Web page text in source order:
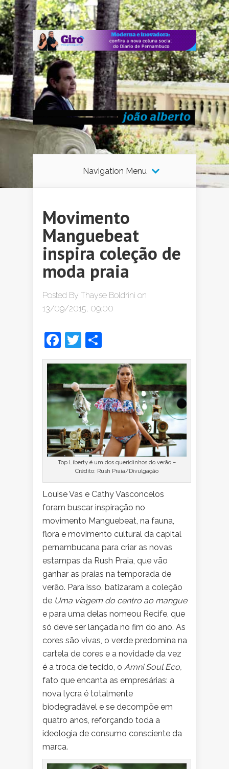
Navigation Menu
Movimento
Manguebeat
inspira coleção de
moda praia
Posted By Thayse Boldrini on
13/09/2015, 09:00
Facebook
Twitter
Top Liberty é um dos queridinhos do verão –
Crédito: Rush Praia/Divulgação
Louise Vas e Cathy Vasconcelos
foram buscar inspiração no
movimento Manguebeat, na fauna,
flora e movimento cultural da capital
pernambucana para criar as novas
estampas da Rush Praia, que vão
ganhar as praias na temporada de
verão. Para isso, batizaram a coleção
de Uma viagem do centro ao mangue
e para uma delas nomeou Recife, que
só deve ser lançada no fim do ano. As
cores são vivas, o verde predomina na
cartela de cores e a novidade da vez
é a troca de tecido, o Amni Soul Eco,
fato que encanta as empresárias: a
nova lycra é totalmente
biodegradável e se decompõe em
quatro anos, reforçando toda a
ideologia de consumo consciente da
marca.